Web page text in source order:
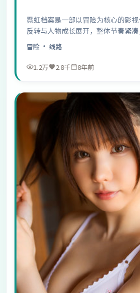
霓虹档案是一部以冒险为核心的影视
反转与人物成长展开，整体节奏紧凑
冒险 · 线路
1.2万 2.8千 8年前